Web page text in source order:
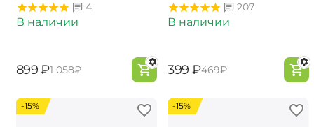
4
В наличии
‍899‍ ₽‍1 058‍₽
207
В наличии
‍399‍ ₽‍469‍₽
-15% -15%